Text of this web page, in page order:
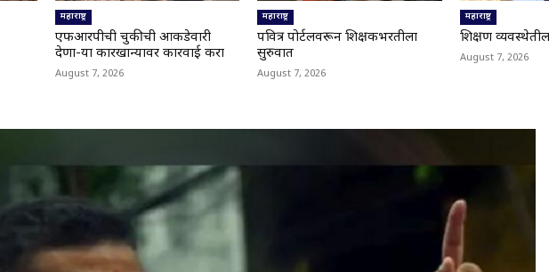
महाराष्ट्र
एफआरपीची चुकीची आकडेवारी
देणा-या कारखान्यावर कारवाई करा
August 7, 2026
महाराष्ट्र
पवित्र पोर्टलवरून शिक्षकभरतीला
सुरुवात
August 7, 2026
महाराष्ट्र
शिक्षण
August 7, 2026